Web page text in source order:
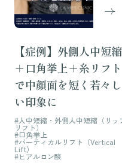
【症例】外側人中短縮
＋口角挙上＋糸リフト
で中顔面を短く若々し
い印象に
#人中短縮・外側人中短縮（リッ
リフト）
#口角挙上
#バーティカルリフト（Vertical
Lift）
#ヒアルロン酸